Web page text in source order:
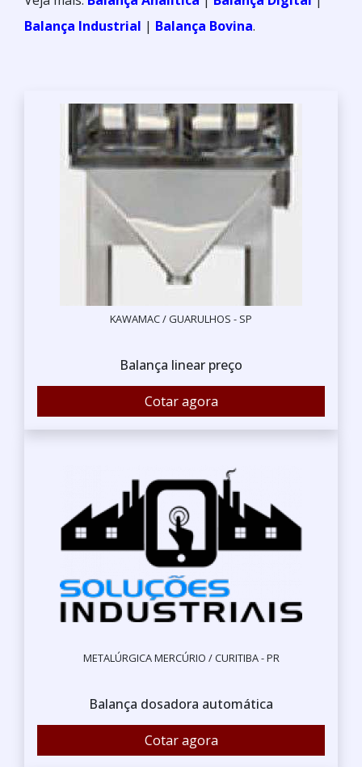
Balança Industrial | Balança Bovina.
KAWAMAC / GUARULHOS - SP
Balança linear preço
Cotar agora
METALÚRGICA MERCÚRIO / CURITIBA - PR
Balança dosadora automática
Cotar agora